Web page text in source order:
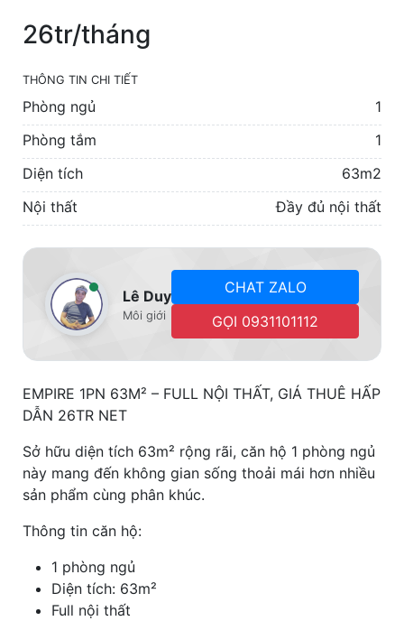
26tr/tháng
THÔNG TIN CHI TIẾT
Phòng ngủ
1
Phòng tắm
1
Diện tích
63m2
Nội thất
Đầy đủ nội thất
Lê Duy
Môi giới
CHAT ZALO
GỌI 0931101112
EMPIRE 1PN 63M² – FULL NỘI THẤT, GIÁ THUÊ HẤP
DẪN 26TR NET
Sở hữu diện tích 63m² rộng rãi, căn hộ 1 phòng ngủ
này mang đến không gian sống thoải mái hơn nhiều
sản phẩm cùng phân khúc.
Thông tin căn hộ:
1 phòng ngủ
Diện tích: 63m²
Full nội thất